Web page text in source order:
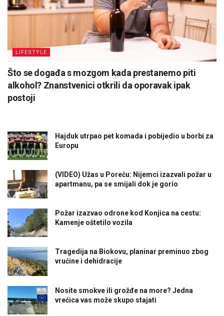
LIFESTYLE
Što se događa s mozgom kada prestanemo piti
alkohol? Znanstvenici otkrili da oporavak ipak
postoji
Hajduk utrpao pet komada i pobijedio u borbi za
Europu
(VIDEO) Užas u Poreču: Nijemci izazvali požar u
apartmanu, pa se smijali dok je gorio
Požar izazvao odrone kod Konjica na cestu:
Kamenje oštetilo vozila
Tragedija na Biokovu, planinar preminuo zbog
vrućine i dehidracije
Nosite smokve ili grožđe na more? Jedna
vrećica vas može skupo stajati